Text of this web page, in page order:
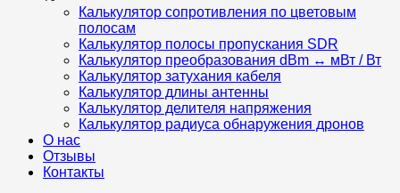
Калькулятор сопротивления по цветовым
полосам
Калькулятор полосы пропускания SDR
Калькулятор преобразования dBm ↔ мВт / Вт
Калькулятор затухания кабеля
Калькулятор длины антенны
Калькулятор делителя напряжения
Калькулятор радиуса обнаружения дронов
О нас
Отзывы
Контакты